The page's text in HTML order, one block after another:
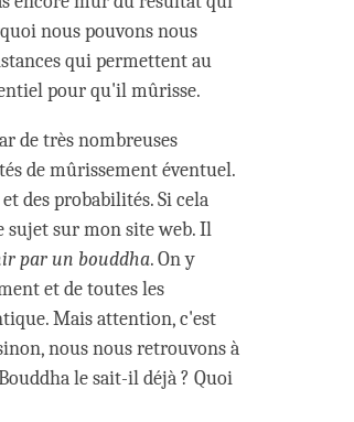
nous pouvons nous
qui permettent au
pour qu'il mûrisse.
de très nombreuses
de mûrissement éventuel.
des probabilités. Si cela
sujet sur mon site web. Il
par un bouddha. On y
et de toutes les
Mais attention, c'est
nous nous retrouvons à
le sait-il déjà ? Quoi